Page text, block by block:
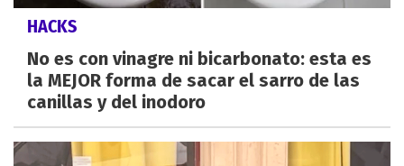
HACKS
No es con vinagre ni bicarbonato: esta es
la MEJOR forma de sacar el sarro de las
canillas y del inodoro